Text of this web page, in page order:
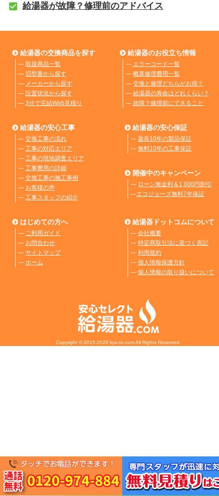
給湯器が故障？修理前のアドバイス
給湯器の交換商品を探す
― 取扱商品一覧
― 旧型番から探す
― メーカーから探す
― 設置状況から探す
― 3分で完結Web見積り
給湯器のお役立ち情報
― エラーコード一覧
― 概算修理費用一覧
― 交換と修理どちらがお得？
― 給湯器の寿命はどれくらい？
― 故障？修理前にできること
給湯器の安心工事
― 交換工事の流れ
― 工事の対応エリア
― 工事の現地調査エリア
― 工事費用の詳細
― 交換工事の施工事例
― お客様の声
― 工事スタッフの紹介
給湯器の安心保証
― 最長10年の製品保証
― 無料10年の工事保証
開催中のキャンペーン
― ローン無金利＆1,000円割引
―エコジョーズ無料7年保証
はじめての方へ
― ご利用ガイド
― お問合わせ
― サイトマップ
― ホーム
給湯器ドットコムについて
― 会社概要
― 特定商取引法に基づく表記
― 利用規約
― 個人情報保護方針
― 個人情報の取り扱いについて
Copyright © 2015-2020 kyu-to.com All Rights Reserved.